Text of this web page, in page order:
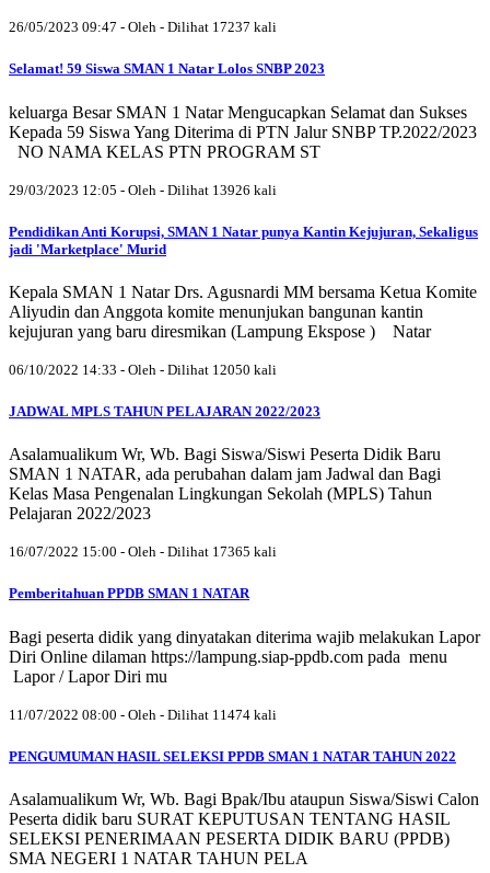
26/05/2023 09:47 - Oleh - Dilihat 17237 kali
Selamat! 59 Siswa SMAN 1 Natar Lolos SNBP 2023
keluarga Besar SMAN 1 Natar Mengucapkan Selamat dan Sukses
Kepada 59 Siswa Yang Diterima di PTN Jalur SNBP TP.2022/2023
NO NAMA KELAS PTN PROGRAM ST
29/03/2023 12:05 - Oleh - Dilihat 13926 kali
Pendidikan Anti Korupsi, SMAN 1 Natar punya Kantin Kejujuran, Sekaligus
jadi 'Marketplace' Murid
Kepala SMAN 1 Natar Drs. Agusnardi MM bersama Ketua Komite
Aliyudin dan Anggota komite menunjukan bangunan kantin
kejujuran yang baru diresmikan (Lampung Ekspose ) Natar
06/10/2022 14:33 - Oleh - Dilihat 12050 kali
JADWAL MPLS TAHUN PELAJARAN 2022/2023
Asalamualikum Wr, Wb. Bagi Siswa/Siswi Peserta Didik Baru
SMAN 1 NATAR, ada perubahan dalam jam Jadwal dan Bagi
Kelas Masa Pengenalan Lingkungan Sekolah (MPLS) Tahun
Pelajaran 2022/2023
16/07/2022 15:00 - Oleh - Dilihat 17365 kali
Pemberitahuan PPDB SMAN 1 NATAR
Bagi peserta didik yang dinyatakan diterima wajib melakukan Lapor
Diri Online dilaman https://lampung.siap-ppdb.com pada menu
Lapor / Lapor Diri mu
11/07/2022 08:00 - Oleh - Dilihat 11474 kali
PENGUMUMAN HASIL SELEKSI PPDB SMAN 1 NATAR TAHUN 2022
Asalamualikum Wr, Wb. Bagi Bpak/Ibu ataupun Siswa/Siswi Calon
Peserta didik baru SURAT KEPUTUSAN TENTANG HASIL
SELEKSI PENERIMAAN PESERTA DIDIK BARU (PPDB)
SMA NEGERI 1 NATAR TAHUN PELA